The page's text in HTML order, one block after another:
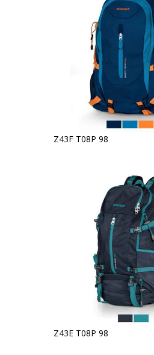
Z43F T08P 98
Z43E T08P 98